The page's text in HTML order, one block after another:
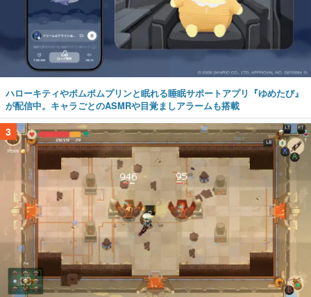
ハローキティやポムポムプリンと眠れる睡眠サポートアプリ『ゆめたび』
が配信中。キャラごとのASMRや目覚ましアラームも搭載
3